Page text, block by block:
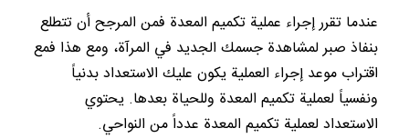
عندما تقرر إجراء عملية تكميم المعدة فمن المرجح أن تتطلع
بنفاذ صبر لمشاهدة جسمك الجديد في المرآة، ومع هذا فمع
اقتراب موعد إجراء العملية يكون عليك الاستعداد بدنياً
ونفسياً لعملية تكميم المعدة وللحياة بعدها. يحتوي
الاستعداد لعملية تكميم المعدة عدداً من النواحي.